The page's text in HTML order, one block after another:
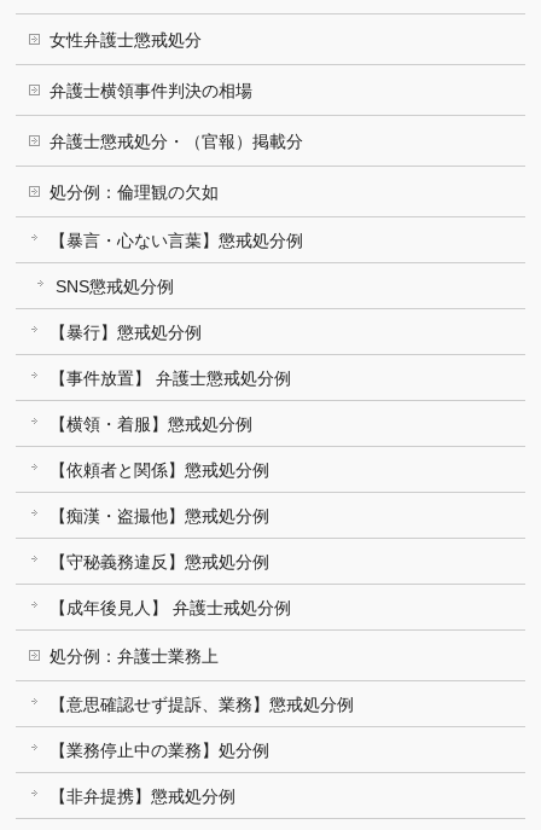
女性弁護士懲戒処分
弁護士横領事件判決の相場
弁護士懲戒処分・（官報）掲載分
処分例：倫理観の欠如
【暴言・心ない言葉】懲戒処分例
SNS懲戒処分例
【暴行】懲戒処分例
【事件放置】 弁護士懲戒処分例
【横領・着服】懲戒処分例
【依頼者と関係】懲戒処分例
【痴漢・盗撮他】懲戒処分例
【守秘義務違反】懲戒処分例
【成年後見人】 弁護士戒処分例
処分例：弁護士業務上
【意思確認せず提訴、業務】懲戒処分例
【業務停止中の業務】処分例
【非弁提携】懲戒処分例